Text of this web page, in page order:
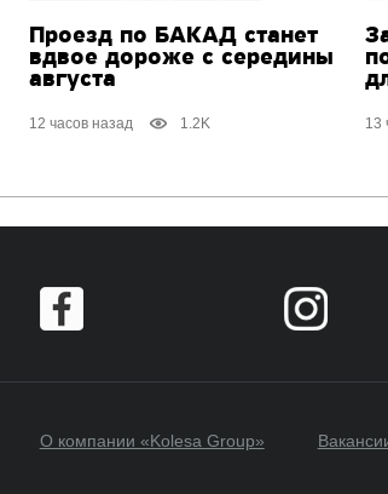
Проезд по БАКАД станет
вдвое дороже с середины
августа
12 часов назад 1.2K 13
О компании «Kolesa Group»